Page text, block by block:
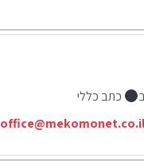
כתב כללי
office@mekomonet.co.il